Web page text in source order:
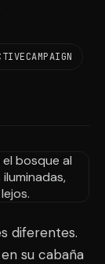
diferentes.
su cabaña